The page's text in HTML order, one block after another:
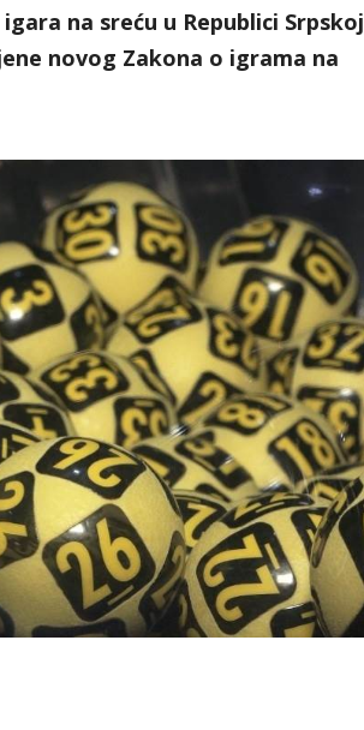
na sreću u Republici Srpskoj
novog Zakona o igrama na